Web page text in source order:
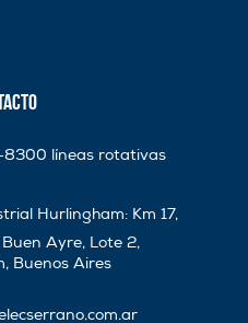
8300 líneas rotativas
Hurlingham: Km 17,
Ayre, Lote 2,
Buenos Aires